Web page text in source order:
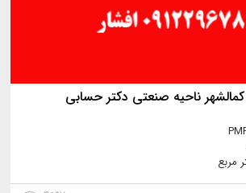
ناحیه صنعتی دکتر حسابی